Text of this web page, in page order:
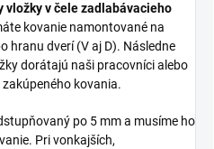
vložky v čele zadlabávacieho
kovanie namontované na
hranu dverí (V aj D). Následne
dorátajú naši pracovníci alebo
kovania.
po 5 mm a musíme ho
Pri vonkajších,